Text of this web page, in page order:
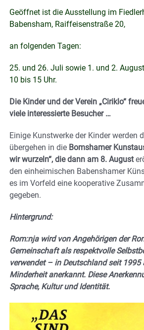
Geöffnet ist die Ausstellung im
Babensham, Raiffeisenstraße 20,
an folgenden Tagen:
25. und 26. Juli sowie 1. und 2.
10 bis 15 Uhr.
Die Kinder und der Verein „Ciriklo“
viele interessierte Besucher …
Einige Kunstwerke der Kinder werden
übergehen in die Bomshamer
wir wurzeln“, die dann am 8. August
den einheimischen Babenshamer
es im Vorfeld eine kooperative
gegeben.
Hintergrund:
Rom:nja wird von Angehörigen der
Gemeinschaft als respektvolle
verwendet – in Deutschland seit 1995
Minderheit anerkannt. Diese
Sprache, Kultur und Identität.